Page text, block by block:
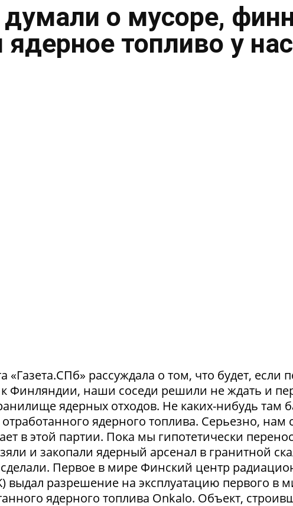
о мусоре,
ядерное топливо у
«Газета.СПб» рассуждала о том, что будет, если
Финляндии, наши соседи решили не ждать и
ядерных отходов. Не каких-нибудь там
ядерного топлива. Серьезно, нам
в этой партии. Пока мы гипотетически
и закопали ядерный арсенал в гранитной
Первое в мире Финский центр
выдал разрешение на эксплуатацию первого в
ядерного топлива Onkalo. Объект,